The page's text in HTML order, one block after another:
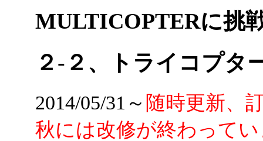
MULTICOPTERに挑
２-２、トライコプタ
2014/05/31～ 随時更新、
秋には改修が終わって